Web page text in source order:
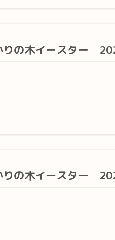
りの木イースター
りの木イースター